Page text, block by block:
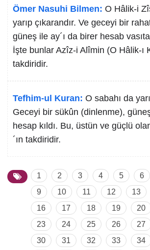
Ömer Nasuhi Bilmen: O Hâlik-i
yarıp çıkarandır. Ve geceyi bir
güneş ile ay´ı da birer hesab
İşte bunlar Azîz-i Alîmin (O Hâlik-ı
takdiridir.
Tefhim-ul Kuran: O sabahı da
Geceyi bir sükûn (dinlenme),
hesap kıldı. Bu, üstün ve güçlü
´ın takdiridir.
1 2 3 4 5 6
9
10 11 12 13
16
17 18 19 20
23
24 25 26 27
30
31 32 33 34